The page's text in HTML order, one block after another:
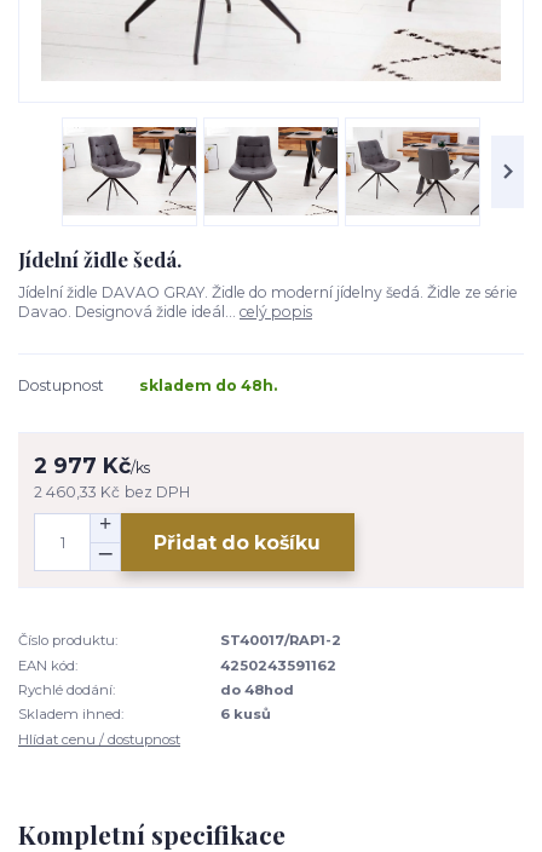
Jídelní židle šedá.
Jídelní židle DAVAO GRAY. Židle do moderní jídelny šedá. Židle ze série
Davao. Designová židle ideál... celý popis
Dostupnost skladem do 48h.
2 977 Kč/ks
2 460,33 Kč bez DPH
Přidat do košíku
Číslo produktu:
ST40017/RAP1-2
EAN kód:
4250243591162
Rychlé dodání:
do 48hod
Skladem ihned:
6 kusů
Hlídat cenu / dostupnost
Kompletní specifikace